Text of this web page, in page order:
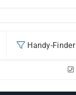
Handy-Finder